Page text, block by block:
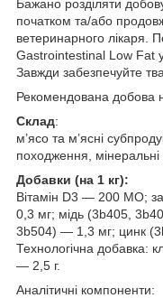
Бажано розділяти
початком та/або
ветеринарного лікаря.
Gastrointestinal Low Fat у
Завжди забезпечуйте
Рекомендована добова
Склад:
м’ясо та м’ясні
походження, мінеральні
Добавки (на 1 кг):
Вітамін D3 — 200 МО;
0,3 мг; мідь (3b405,
3b504) — 1,3 мг; цинк
Технологічна добавка:
— 2,5 г.
Аналітичні компоненти: